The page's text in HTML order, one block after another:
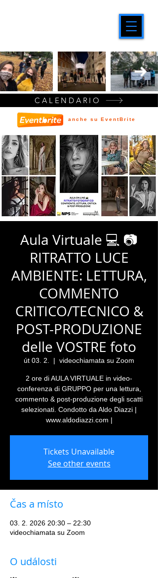
Aula Virtuale 💻 📷
RITRATTO LUCE
AMBIENTE: LETTURA,
COMMENTO
CRITICO/TECNICO &
POST-PRODUZIONE
delle VOSTRE foto
út 03. 2.
  |
videochiamata su Zoom
2 ore di AULA VIRTUALE in video-
conferenza di GRUPPO per una lettura,
commento & post-produzione degli scatti
selezionati. Condotto da Aldo Diazzi |
www.aldodiazzi.com |
Tickets Unavailable
See other events
Čas a místo
03. 2. 2026 20:30 – 22:30
videochiamata su Zoom
O události
CALENDARIO
anche su EventBrite